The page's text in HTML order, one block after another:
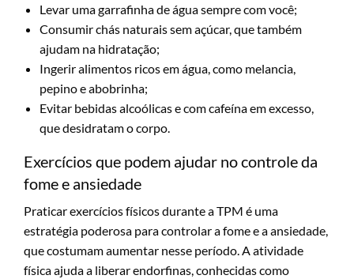
Levar uma garrafinha de água sempre com você;
Consumir chás naturais sem açúcar, que também
ajudam na hidratação;
Ingerir alimentos ricos em água, como melancia,
pepino e abobrinha;
Evitar bebidas alcoólicas e com cafeína em excesso,
que desidratam o corpo.
Exercícios que podem ajudar no controle da
fome e ansiedade
Praticar exercícios físicos durante a TPM é uma
estratégia poderosa para controlar a fome e a ansiedade,
que costumam aumentar nesse período. A atividade
física ajuda a liberar endorfinas, conhecidas como